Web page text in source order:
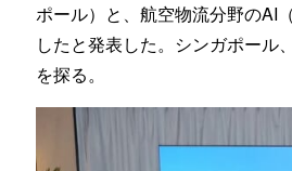
ポール）と、航空物流分野のAI
したと発表した。シンガポール
を探る。